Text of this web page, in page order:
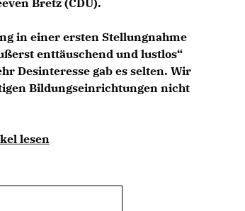
Bretz (CDU).
in einer ersten Stellungnahme
enttäuschend und lustlos“
Desinteresse gab es selten. Wir
Bildungseinrichtungen nicht
lesen